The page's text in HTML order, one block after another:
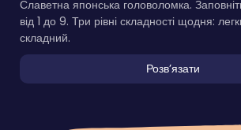
Славетна японська головоломка.
від 1 до 9. Три рівні складності щодня:
складний.
Розвʼязати